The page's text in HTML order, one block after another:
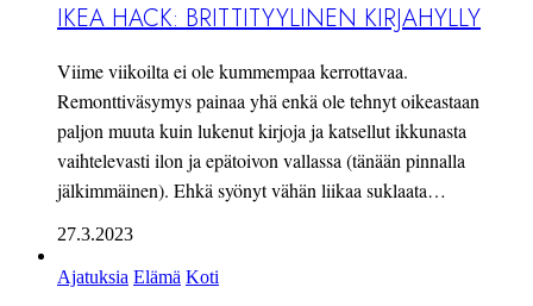
IKEA HACK: BRITTITYYLINEN KIRJAHYLLY
Viime viikoilta ei ole kummempaa kerrottavaa.
Remonttiväsymys painaa yhä enkä ole tehnyt oikeastaan
paljon muuta kuin lukenut kirjoja ja katsellut ikkunasta
vaihtelevasti ilon ja epätoivon vallassa (tänään pinnalla
jälkimmäinen). Ehkä syönyt vähän liikaa suklaata…
27.3.2023
Ajatuksia Elämä Koti